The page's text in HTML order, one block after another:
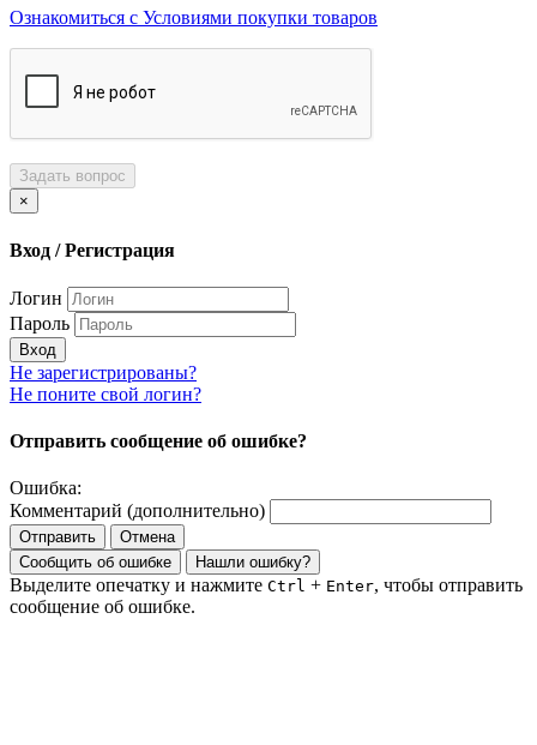
Ознакомиться с Условиями покупки товаров
Задать вопрос
×
Вход / Регистрация
Логин
Пароль
Вход
Не зарегистрированы?
Не поните свой логин?
Отправить сообщение об ошибке?
Ошибка:
Комментарий (дополнительно)
Отправить
Отмена
Сообщить об ошибке
Нашли ошибку?
Выделите опечатку и нажмите Ctrl + Enter, чтобы отправить
сообщение об ошибке.